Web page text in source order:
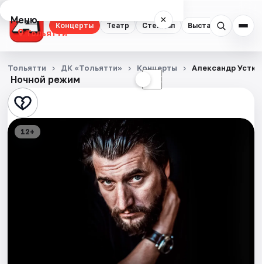
Концерты Театр Стендап Выставки Спорт
Меню ×
Тольятти
Концерты
Театр
Стендап
Ночной режим ☾
Тольятти ДК «Тольятти» Концерты Александр
12+